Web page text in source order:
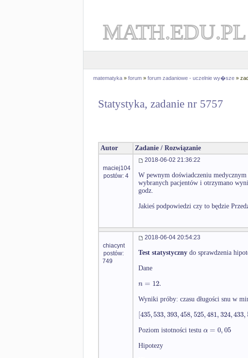
MATH.EDU.PL
matematyka » forum » forum zadaniowe - uczelnie wy�sze »
Statystyka, zadanie nr 5757
Autor Zadanie / Rozwiązanie
maciej104
postów: 4
2018-06-02 21:36:22
W pewnym doświadczeniu
wybranych pacjentów i otrzymano
godz.
Jakieś podpowiedzi czy to będzie
chiacynt
postów:
749
2018-06-04 20:54:23
Test statystyczny do sprawdzenia
Dane
n = 12.
Wyniki próby: czasu długości snu w
[435,533,393,458,525,481,324,433,
Poziom istotności testu α = 0,05
Hipotezy